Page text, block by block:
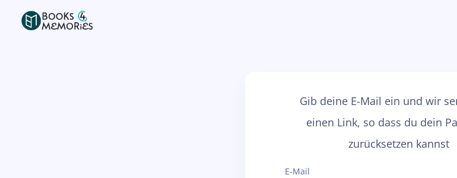
Gib deine E-Mail ein und wir
einen Link, so dass du dein
zurücksetzen kannst
E-Mail